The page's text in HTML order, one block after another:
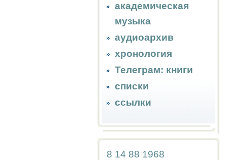
академическая
музыка
аудиоархив
хронология
Телеграм: книги
списки
ссылки
8 14 88 1968